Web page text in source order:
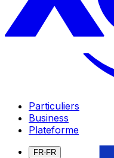
Particuliers
Business
Plateforme
FR-FR